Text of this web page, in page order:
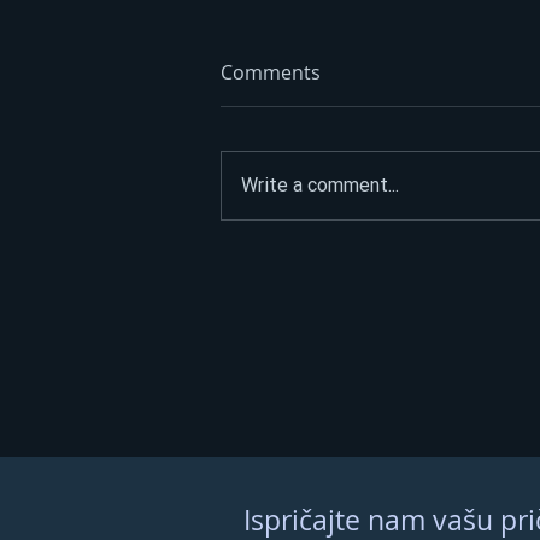
Comments
Write a comment...
Ispričajte nam vašu